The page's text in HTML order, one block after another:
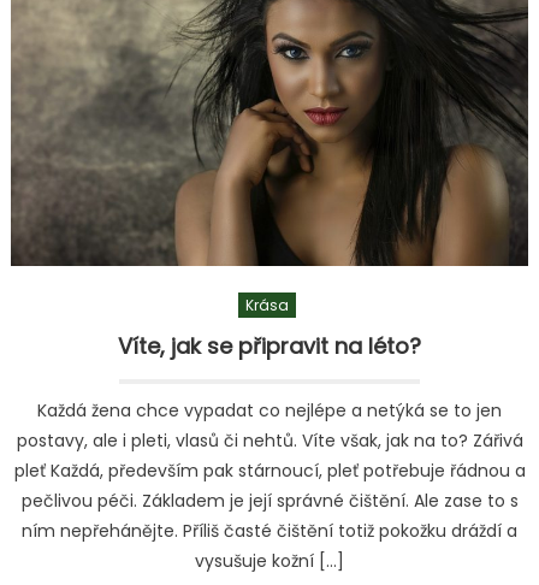
hledět
při
výběru
připojení
k internetu?
Krása
Víte, jak se připravit na léto?
Každá žena chce vypadat co nejlépe a netýká se to jen
postavy, ale i pleti, vlasů či nehtů. Víte však, jak na to? Zářivá
pleť Každá, především pak stárnoucí, pleť potřebuje řádnou a
pečlivou péči. Základem je její správné čištění. Ale zase to s
ním nepřehánějte. Příliš časté čištění totiž pokožku dráždí a
vysušuje kožní […]